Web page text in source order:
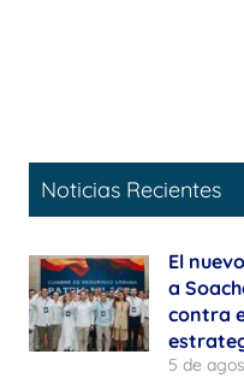
Noticias Recientes
El
a
contra
5 de